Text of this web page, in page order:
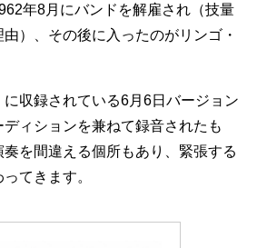
年8月にバンドを解雇され（技量
）、その後に入ったのがリンゴ・
に収録されている6月6日バージョン
ィションを兼ねて録音されたも
を間違える個所もあり、緊張する
てきます。